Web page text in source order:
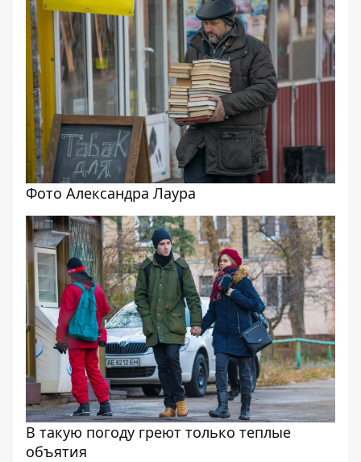
Фото Александра Лаура
В такую погоду греют только теплые
объятия